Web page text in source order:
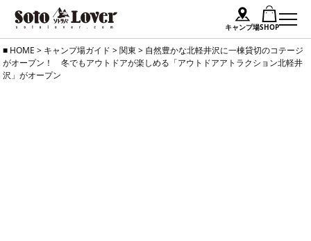
キャンプ場SHOP
Skip
to
HOME > キャンプ場ガイド >関東 > 自然豊かな北軽井沢に一棟貸切のコテージ
がオープン！ 冬でもアウトドアが楽しめる「アウトドアアトラクション北軽井
沢」がオープン